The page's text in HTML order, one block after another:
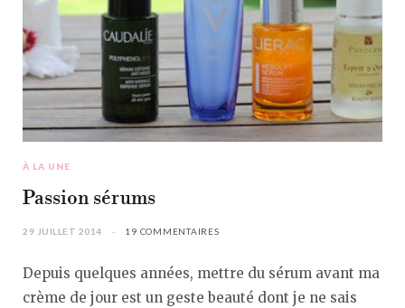
À LA UNE
Passion sérums
29 JUILLET 2014 19 COMMENTAIRES
Depuis quelques années, mettre du sérum avant ma
crème de jour est un geste beauté dont je ne sais